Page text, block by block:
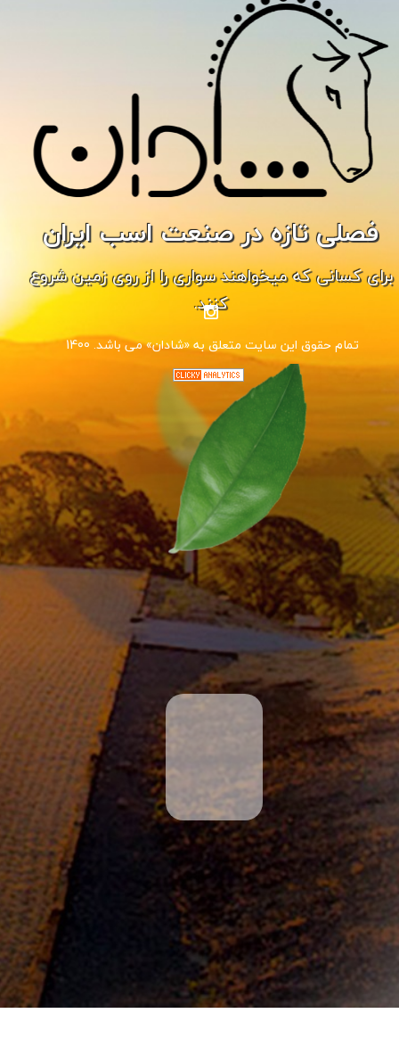
فصلی تازه در صنعت اسب ایران
برای کسانی که میخواهند سواری را از روی زمین شروع
کنند.
1400 .تمام حقوق این سایت متعلق به «شادان» می باشد